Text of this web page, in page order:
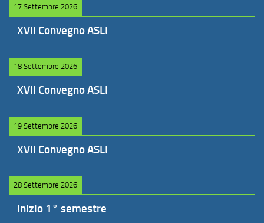
17 Settembre 2026
XVII Convegno ASLI
18 Settembre 2026
XVII Convegno ASLI
19 Settembre 2026
XVII Convegno ASLI
28 Settembre 2026
Inizio 1° semestre